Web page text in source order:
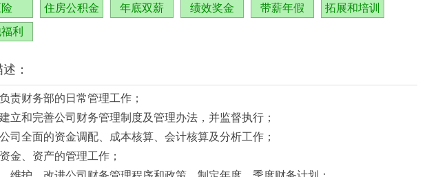
住房公积金 年底双薪 绩效奖金 带薪年假
拓展和培训
利
：
责财务部的日常管理工作；
立和完善公司财务管理制度及管理办法，并监督执行；
司全面的资金调配、成本核算、会计核算及分析工作；
金、资产的管理工作；